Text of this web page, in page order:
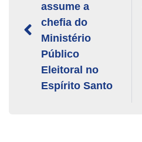
assume a
chefia do
Ministério
Público
Eleitoral no
Espírito Santo